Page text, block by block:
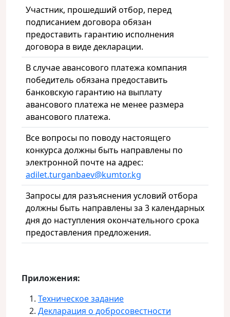
Участник, прошедший отбор, перед
подписанием договора обязан
предоставить гарантию исполнения
договора в виде декларации.
В случае авансового платежа компания
победитель обязана предоставить
банковскую гарантию на выплату
авансового платежа не менее размера
авансового платежа.
Все вопросы по поводу настоящего
конкурса должны быть направлены по
электронной почте на адрес:
adilet.turganbaev@kumtor.kg
Запросы для разъяснения условий отбора
должны быть направлены за 3 календарных
дня до наступления окончательного срока
предоставления предложения.
Приложения:
Техническое задание
Декларация о добросовестности